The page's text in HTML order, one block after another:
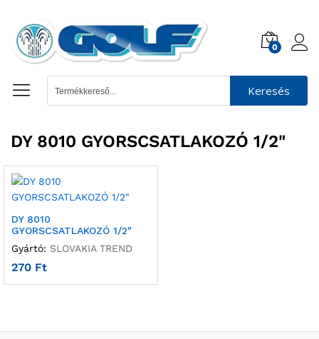
0
Keresés
DY 8010 GYORSCSATLAKOZÓ 1/2"
DY 8010
GYORSCSATLAKOZÓ 1/2″
Gyártó: SLOVAKIA TREND
270 Ft